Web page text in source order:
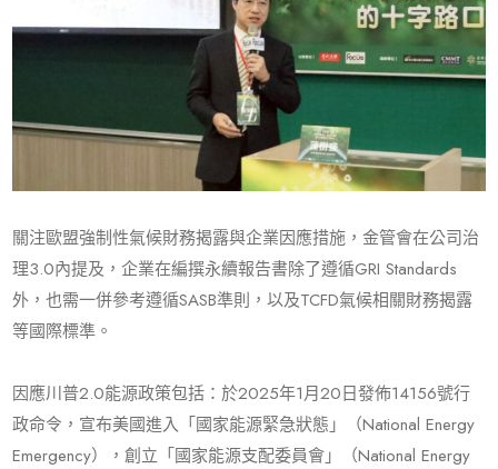
關注歐盟強制性氣候財務揭露與企業因應措施，金管會在公司治
理3.0內提及，企業在編撰永續報告書除了遵循GRI Standards
外，也需一併參考遵循SASB準則，以及TCFD氣候相關財務揭露
等國際標準。
因應川普2.0能源政策包括：於2025年1月20日發佈14156號行
政命令，宣布美國進入「國家能源緊急狀態」（National Energy
Emergency），創立「國家能源支配委員會」（National Energy